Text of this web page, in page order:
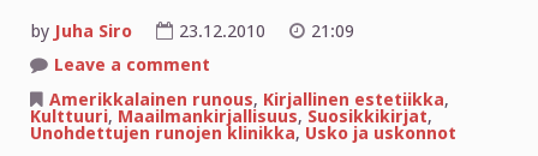
by Juha Siro 23.12.2010
21:09
Leave a comment
Walt
Whitmanin
mukaan
Amerikkalainen runous, Kirjallinen estetiikka,
Kulttuuri, Maailmankirjallisuus, Suosikkikirjat,
Unohdettujen runojen klinikka, Usko ja uskonnot